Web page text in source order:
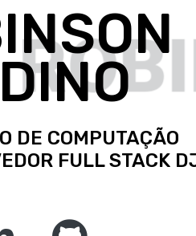
DE COMPUTAÇÃO
FULL STACK